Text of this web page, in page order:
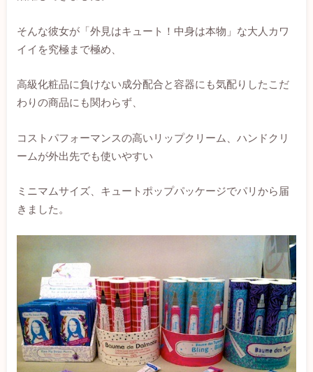
そんな彼女が「外見はキュート！中身は本物」な大人カワ
イイを究極まで極め、
高級化粧品に負けない成分配合と容器にも気配りしたこだ
わりの商品にも関わらず、
コストパフォーマンスの高いリップクリーム、ハンドクリ
ームが外出先でも使いやすい
ミニマムサイズ、キュートポップパッケージでパリから届
きました。